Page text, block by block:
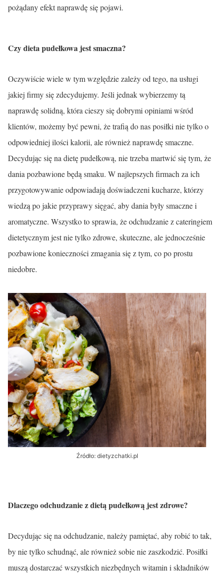
pożądany efekt naprawdę się pojawi.
Czy dieta pudełkowa jest smaczna?
Oczywiście wiele w tym względzie zależy od tego, na usługi
jakiej firmy się zdecydujemy. Jeśli jednak wybierzemy tą
naprawdę solidną, która cieszy się dobrymi opiniami wśród
klientów, możemy być pewni, że trafią do nas posiłki nie tylko o
odpowiedniej ilości kalorii, ale również naprawdę smaczne.
Decydując się na dietę pudełkową, nie trzeba martwić się tym, że
dania pozbawione będą smaku. W najlepszych firmach za ich
przygotowywanie odpowiadają doświadczeni kucharze, którzy
wiedzą po jakie przyprawy sięgać, aby dania były smaczne i
aromatyczne. Wszystko to sprawia, że odchudzanie z cateringiem
dietetycznym jest nie tylko zdrowe, skuteczne, ale jednocześnie
pozbawione konieczności zmagania się z tym, co po prostu
niedobre.
Źródło: dietyzchatki.pl
Dlaczego odchudzanie z dietą pudełkową jest zdrowe?
Decydując się na odchudzanie, należy pamiętać, aby robić to tak,
by nie tylko schudnąć, ale również sobie nie zaszkodzić. Posiłki
muszą dostarczać wszystkich niezbędnych witamin i składników